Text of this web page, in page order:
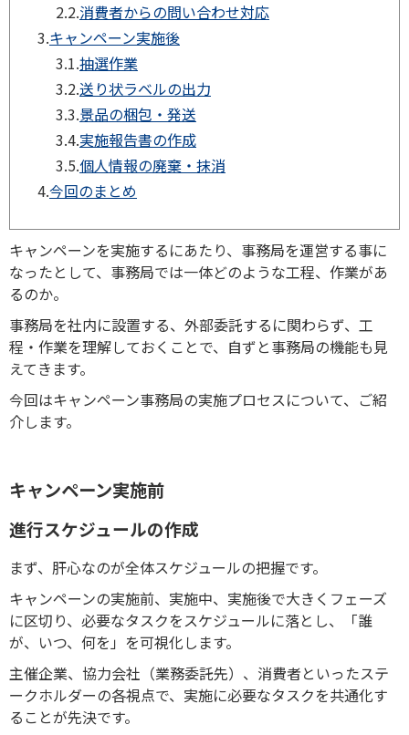
2.2.消費者からの問い合わせ対応
3.キャンペーン実施後
3.1.抽選作業
3.2.送り状ラベルの出力
3.3.景品の梱包・発送
3.4.実施報告書の作成
3.5.個人情報の廃棄・抹消
4.今回のまとめ
キャンペーンを実施するにあたり、事務局を運営する事に
なったとして、事務局では一体どのような工程、作業があ
るのか。
事務局を社内に設置する、外部委託するに関わらず、工
程・作業を理解しておくことで、自ずと事務局の機能も見
えてきます。
今回はキャンペーン事務局の実施プロセスについて、ご紹
介します。
キャンペーン実施前
進行スケジュールの作成
まず、肝心なのが全体スケジュールの把握です。
キャンペーンの実施前、実施中、実施後で大きくフェーズ
に区切り、必要なタスクをスケジュールに落とし、「誰
が、いつ、何を」を可視化します。
主催企業、協力会社（業務委託先）、消費者といったステ
ークホルダーの各視点で、実施に必要なタスクを共通化す
ることが先決です。